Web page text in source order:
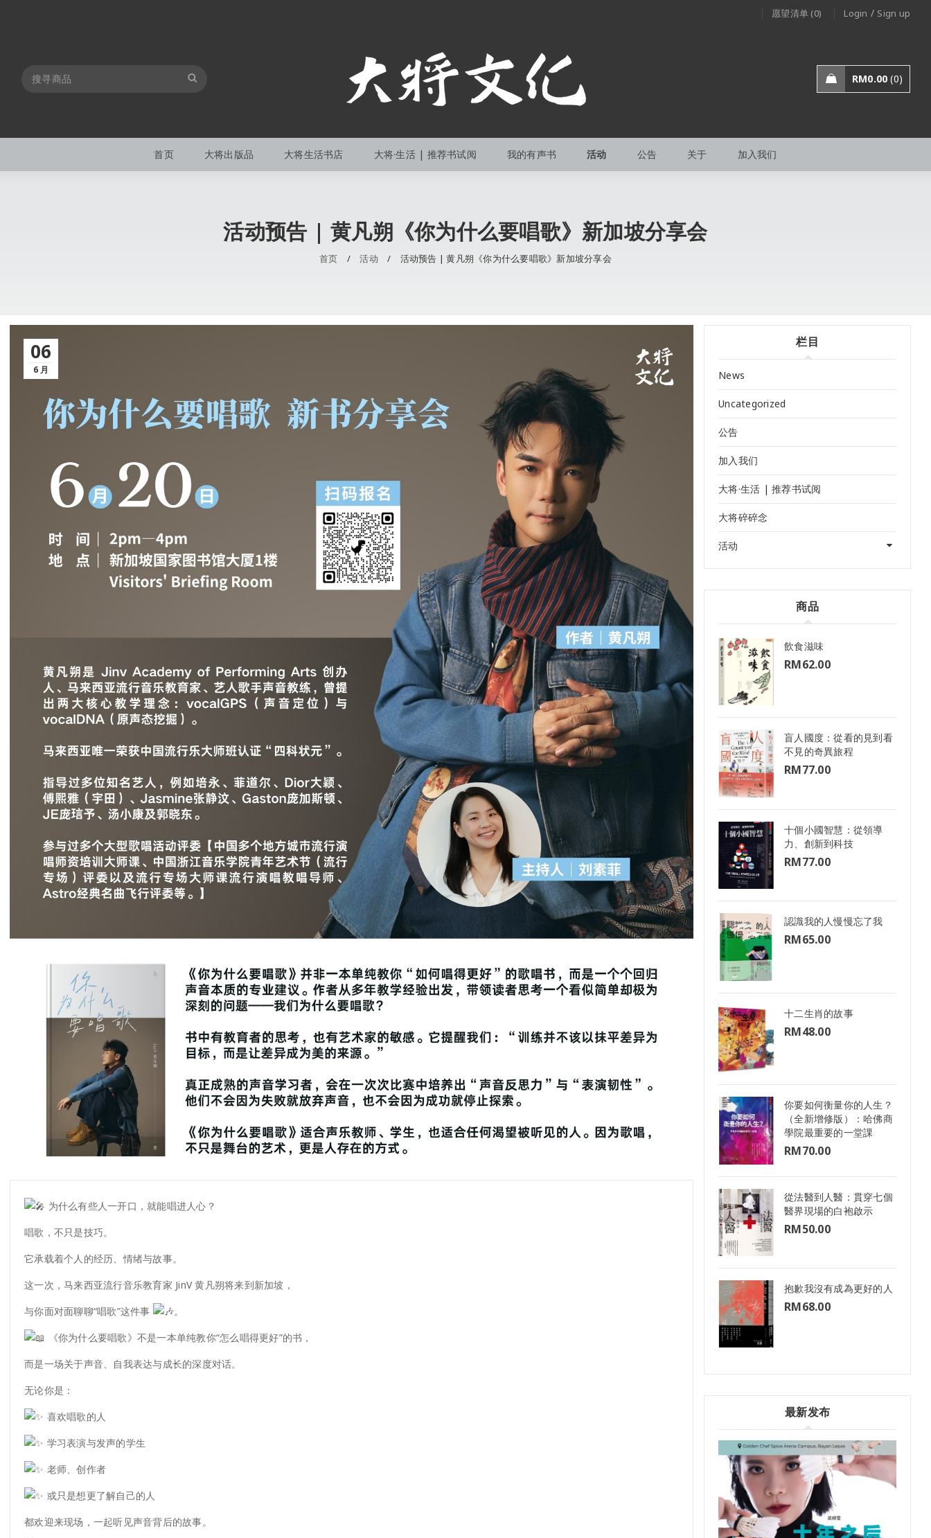
愿望清单 (0) Login / Sign up
RM0.00 0
首页 大将出版品 大将生活书店 大将·生活 | 推荐书试阅 我的有声书 活动 公告 关于 加入我们
活动预告 | 黄凡朔《你为什么要唱歌》新加坡分享会
首页 / 活动 / 活动预告 | 黄凡朔《你为什么要唱歌》新加坡分享会
06
6 月
为什么有些人一开口，就能唱进人心？
唱歌，不只是技巧。
它承载着个人的经历、情绪与故事。
这一次，马来西亚流行音乐教育家 JinV 黄凡朔将来到新加坡，
与你面对面聊聊“唱歌”这件事
。
《你为什么要唱歌》不是一本单纯教你“怎么唱得更好”的书，
而是一场关于声音、自我表达与成长的深度对话。
无论你是：
喜欢唱歌的人
学习表演与发声的学生
老师、创作者
或只是想更了解自己的人
都欢迎来现场，一起听见声音背后的故事。
栏目
News
Uncategorized
公告
加入我们
大将·生活 | 推荐书试阅
大将碎碎念
活动
商品
飲食滋味
RM62.00
盲人國度：從看的見到看
不見的奇異旅程
RM77.00
十個小國智慧：從領導
力、創新到科技
RM77.00
認識我的人慢慢忘了我
RM65.00
十二生肖的故事
RM48.00
你要如何衡量你的人生？
（全新增修版）：哈佛商
學院最重要的一堂課
RM70.00
從法醫到人醫：貫穿七個
醫界現場的白袍啟示
RM50.00
抱歉我沒有成為更好的人
RM68.00
最新发布